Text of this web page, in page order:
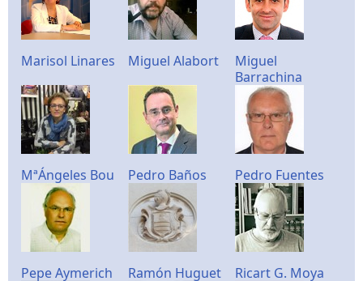
Marisol Linares Miguel Alabort
Miguel
Barrachina
MªÁngeles Bou Pedro Baños Pedro Fuentes
Pepe Aymerich Ramón Huguet Ricart G. Moya